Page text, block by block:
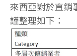
來西亞對於直銷
謹整理如下：